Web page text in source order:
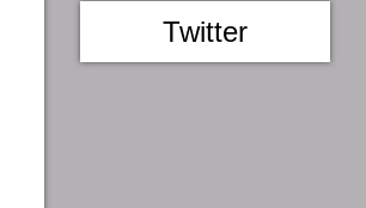
Twitter